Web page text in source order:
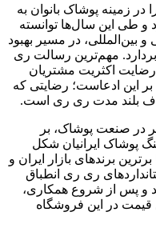
زمینه پوشاک بانوان به
سال 1396 آغاز نمود و طی این سال‌ها توانسته
از 400 برند ایرانی و بین‌المللی، در مسیر بهبود
بردارد. مهم‌ترین رسالت ری
اکثریت مشتریان
بر این ادعاست؛ رضایتی که
بلند مدت ری ری است.
صنعت پوشاک، بر
پوشاک ایرانیان شکل‌
برندهای بازار ایران و
ری ری انطباق
و پس از شروع همکاری،
قیمت در این فروشگاه